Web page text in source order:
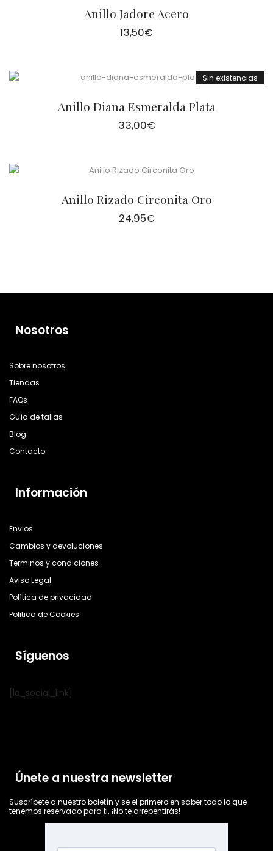
Anillo Jadore Acero
13,50€
Sin existencias
Anillo Diana Esmeralda Plata
33,00€
Anillo Rizado Circonita Oro
24,95€
Nosotros
Sobre nosotros
Tiendas
FAQs
Guía de tallas
Blog
Contacto
Información
Envios
Cambios y devoluciones
Terminos y condiciones
Aviso Legal
Política de privacidad
Politica de Cookies
Síguenos
[la_social_link]
Únete a nuestra newsletter
Suscríbete a nuestro boletín y se el primero en saber todo lo que
tenemos reservado para ti. ¡No te arrepentirás!